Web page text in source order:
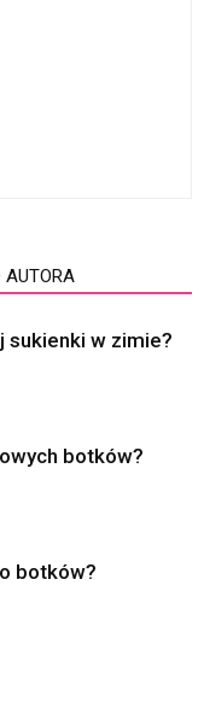
AUTORA
sukienki w zimie?
botków?
botków?